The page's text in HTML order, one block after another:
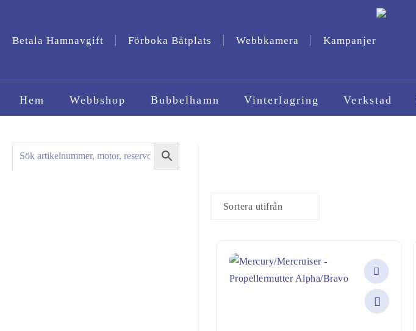
Betala Hamnavgift Förboka Båtplats Webbkamera Kampanjer
Hem Webbshop Bubbelhamn Vinterlagring Verkstad
Sortera utifrån